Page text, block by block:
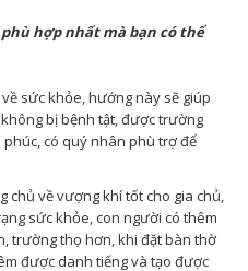
hợp nhất mà bạn có thể
sức khỏe, hướng này sẽ giúp
bị bệnh tật, được trường
có quý nhân phù trợ để
chủ về vượng khí tốt cho gia chủ,
sức khỏe, con người có thêm
trường thọ hơn, khi đặt bàn thờ
được danh tiếng và tạo được